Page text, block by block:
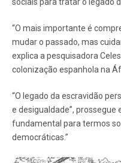
“O mais importante é
mudar o passado, mas
explica a pesquisadora
colonização espanhola na
“O legado da escravidão
e desigualdade”, prossegue
fundamental para termos
democráticas.”